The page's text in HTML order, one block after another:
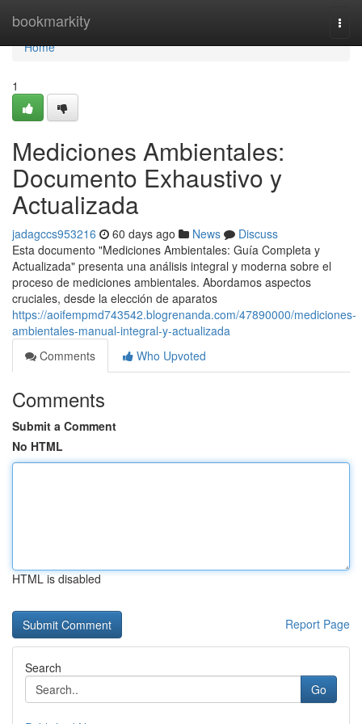
bookmarkity
Home
Home
1
Mediciones Ambientales:
Documento Exhaustivo y
Actualizada
jadagccs953216 60 days ago News
Discuss
Esta documento "Mediciones Ambientales: Guía Completa y
Actualizada" presenta una análisis integral y moderna sobre el
proceso de mediciones ambientales. Abordamos aspectos
cruciales, desde la elección de aparatos
https://aoifempmd743542.blogrenanda.com/47890000/mediciones-
ambientales-manual-integral-y-actualizada
Comments
Who Upvoted
Comments
Submit a Comment
No HTML
HTML is disabled
Report Page
Search
Go